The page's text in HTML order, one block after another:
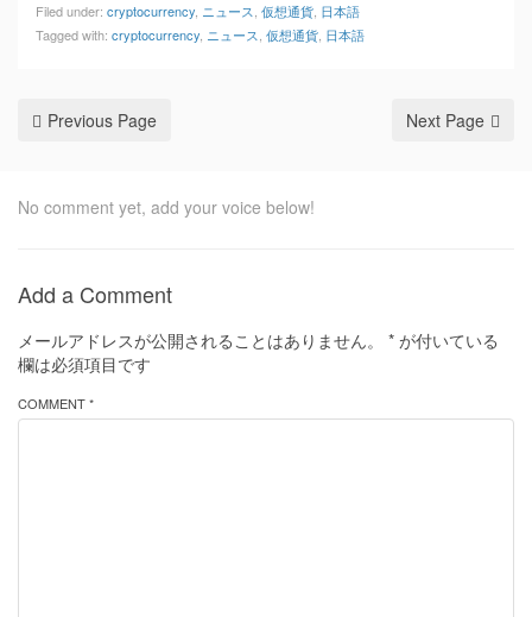
Filed under: cryptocurrency ニュース 仮想通貨 日本語
Tagged with: cryptocurrency ニュース 仮想通貨 日本語
Previous Page Next Page
No comment yet, add your voice below!
Add a Comment
メールアドレスが公開されることはありません。 * が付いている
欄は必須項目です
COMMENT *